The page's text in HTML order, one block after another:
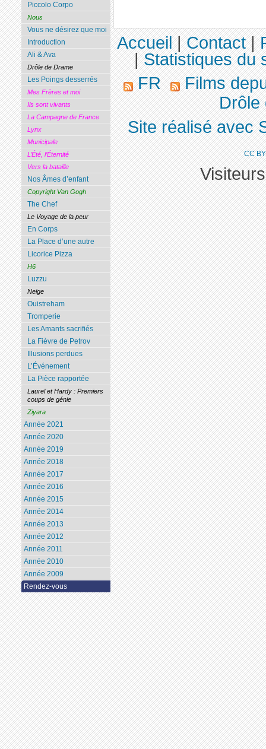
Piccolo Corpo
Nous
Vous ne désirez que moi
Introduction
Ali & Ava
Drôle de Drame
Les Poings desserrés
Mes Frères et moi
Ils sont vivants
La Campagne de France
Lynx
Municipale
L’Été, l’Éternité
Vers la bataille
Nos Âmes d’enfant
Copyright Van Gogh
The Chef
Le Voyage de la peur
En Corps
La Place d’une autre
Licorice Pizza
H6
Luzzu
Neige
Ouistreham
Tromperie
Les Amants sacrifiés
La Fièvre de Petrov
Illusions perdues
L’Événement
La Pièce rapportée
Laurel et Hardy : Premiers
coups de génie
Ziyara
Année 2021
Année 2020
Année 2019
Année 2018
Année 2017
Année 2016
Année 2015
Année 2014
Année 2013
Année 2012
Année 2011
Année 2010
Année 2009
Rendez-vous
Accueil|Contact|
|Statistiques du
FR
Films
Drôle
Site réalisé avec
CC